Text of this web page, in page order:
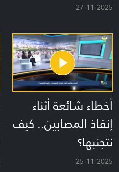
27-11-2025
أخطاء شائعة أثناء
إنقاذ المصابين.. كيف
نتجنبها؟
25-11-2025